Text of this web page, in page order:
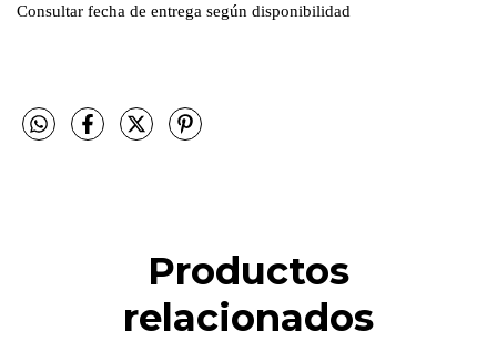
Consultar fecha de entrega según disponibilidad
Productos
relacionados